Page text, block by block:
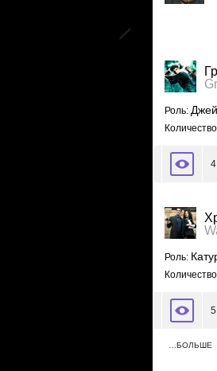
Роль:
Роль:
…БОЛЬШЕ